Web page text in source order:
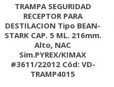
TRAMPA SEGURIDAD
RECEPTOR PARA
DESTILACION Tipo BEAN-
STARK CAP. 5 ML. 216mm.
Alto, NAC
Sim.PYREX/KIMAX
#3611/22012 Cód: VD-
TRAMP4015